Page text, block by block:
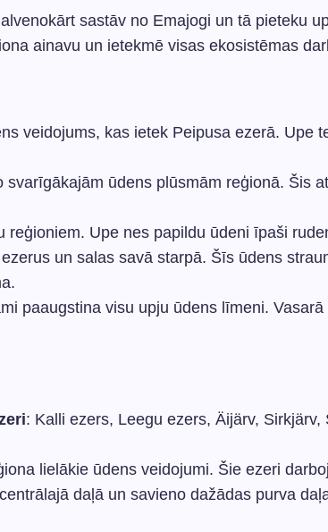
sastāv no Emajogi un tā pieteku
ainavu un ietekmē visas ekosistēmas
veidojums, kas ietek Peipusa ezerā. Upe
svarīgākajām ūdens plūsmām reģionā. Šis
reģioniem. Upe nes papildu ūdeni īpaši
un salas savā starpā. Šīs ūdens
paaugstina visu upju ūdens līmeni.
: Kalli ezers, Leegu ezers, Äijärv,
lielākie ūdens veidojumi. Šie ezeri
daļā un savieno dažādas purva